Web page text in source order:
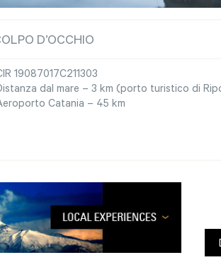
D’OCCHIO
19087017C211303
dal mare – 3 km (porto turistico di
Catania – 45 km